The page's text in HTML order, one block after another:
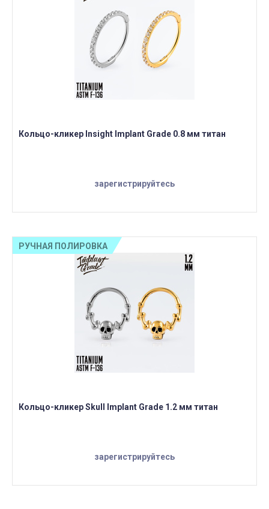
Кольцо-кликер Insight Implant Grade 0.8 мм титан
зарегистрируйтесь
Кольцо-кликер Skull Implant Grade 1.2 мм титан
зарегистрируйтесь
РУЧНАЯ ПОЛИРОВКА